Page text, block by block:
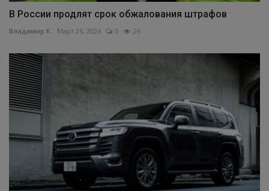
В России продлят срок обжалования штрафов
Владимир К. Март 26, 2024 0 26